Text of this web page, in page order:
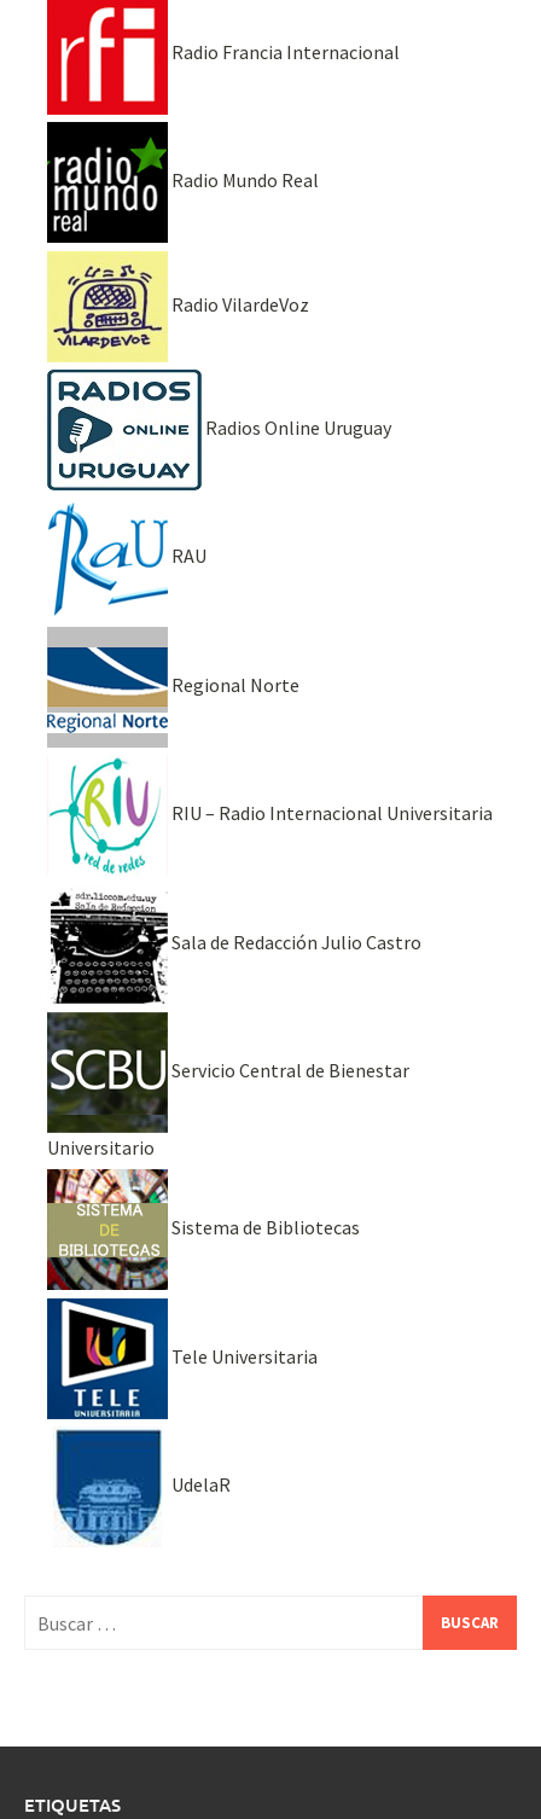
Radio Francia Internacional
Radio Mundo Real
Radio VilardeVoz
Radios Online Uruguay
RAU
Regional Norte
RIU – Radio Internacional Universitaria
Sala de Redacción Julio Castro
Servicio Central de Bienestar
Universitario
Sistema de Bibliotecas
Tele Universitaria
UdelaR
ETIQUETAS